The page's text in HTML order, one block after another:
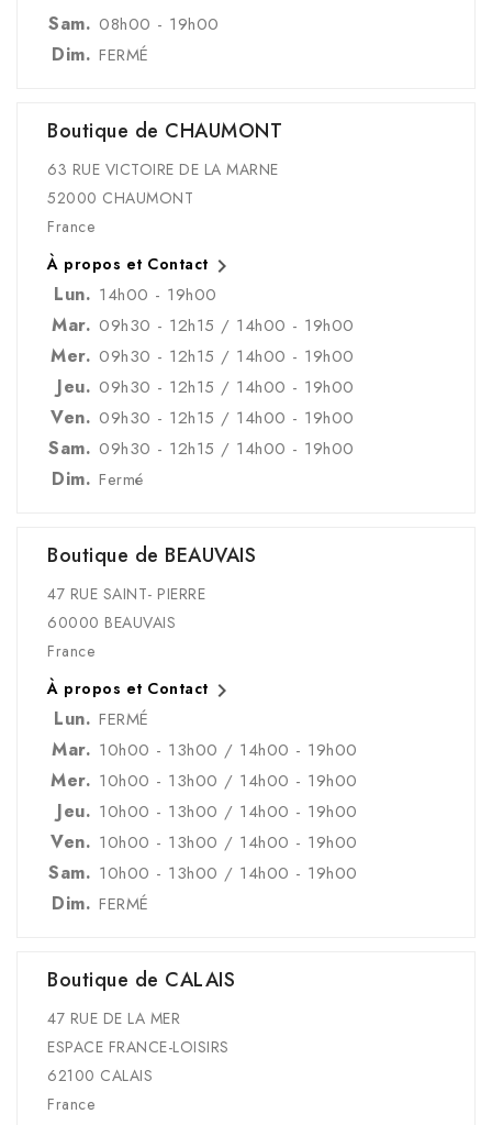
Sam. 08h00 - 19h00
Dim. FERMÉ
Boutique de CHAUMONT
63 RUE VICTOIRE DE LA MARNE
52000 CHAUMONT
France
À propos et Contact 
Lun. 14h00 - 19h00
Mar. 09h30 - 12h15 / 14h00 - 19h00
Mer. 09h30 - 12h15 / 14h00 - 19h00
Jeu. 09h30 - 12h15 / 14h00 - 19h00
Ven. 09h30 - 12h15 / 14h00 - 19h00
Sam. 09h30 - 12h15 / 14h00 - 19h00
Dim. Fermé
Boutique de BEAUVAIS
47 RUE SAINT- PIERRE
60000 BEAUVAIS
France
À propos et Contact 
Lun. FERMÉ
Mar. 10h00 - 13h00 / 14h00 - 19h00
Mer. 10h00 - 13h00 / 14h00 - 19h00
Jeu. 10h00 - 13h00 / 14h00 - 19h00
Ven. 10h00 - 13h00 / 14h00 - 19h00
Sam. 10h00 - 13h00 / 14h00 - 19h00
Dim. FERMÉ
Boutique de CALAIS
47 RUE DE LA MER
ESPACE FRANCE-LOISIRS
62100 CALAIS
France